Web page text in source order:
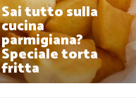
Sai tutto sulla
cucina
parmigiana?
Speciale torta
fritta